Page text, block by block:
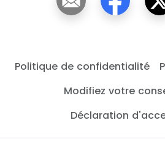
Politique de confidentialité
Modifiez votre
Déclaration